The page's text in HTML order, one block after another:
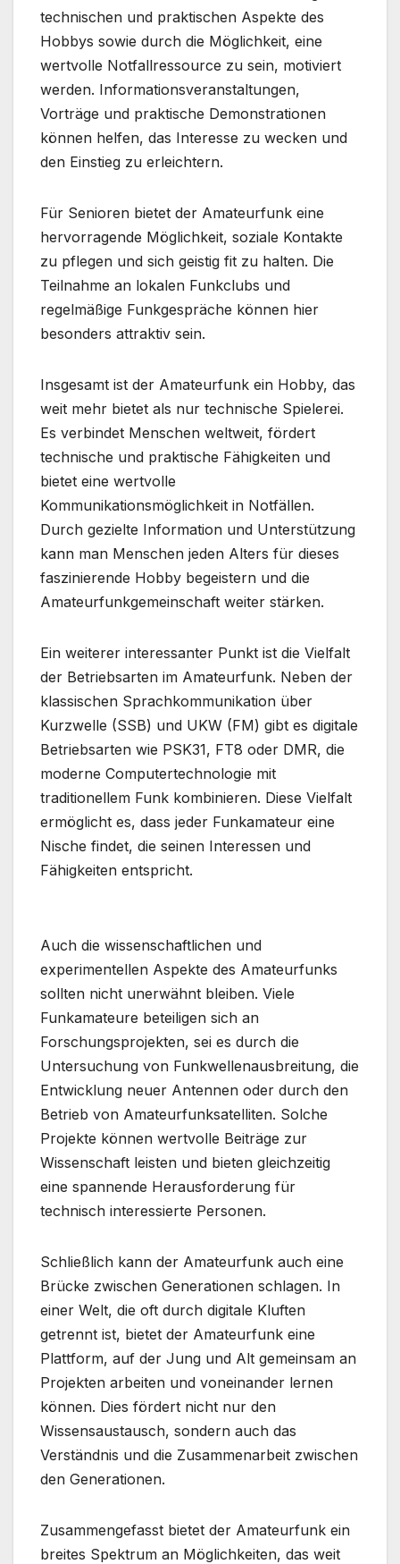
technischen und praktischen Aspekte des
Hobbys sowie durch die Möglichkeit, eine
wertvolle Notfallressource zu sein, motiviert
werden. Informationsveranstaltungen,
Vorträge und praktische Demonstrationen
können helfen, das Interesse zu wecken und
den Einstieg zu erleichtern.
Für Senioren bietet der Amateurfunk eine
hervorragende Möglichkeit, soziale Kontakte
zu pflegen und sich geistig fit zu halten. Die
Teilnahme an lokalen Funkclubs und
regelmäßige Funkgespräche können hier
besonders attraktiv sein.
Insgesamt ist der Amateurfunk ein Hobby, das
weit mehr bietet als nur technische Spielerei.
Es verbindet Menschen weltweit, fördert
technische und praktische Fähigkeiten und
bietet eine wertvolle
Kommunikationsmöglichkeit in Notfällen.
Durch gezielte Information und Unterstützung
kann man Menschen jeden Alters für dieses
faszinierende Hobby begeistern und die
Amateurfunkgemeinschaft weiter stärken.
Ein weiterer interessanter Punkt ist die Vielfalt
der Betriebsarten im Amateurfunk. Neben der
klassischen Sprachkommunikation über
Kurzwelle (SSB) und UKW (FM) gibt es digitale
Betriebsarten wie PSK31, FT8 oder DMR, die
moderne Computertechnologie mit
traditionellem Funk kombinieren. Diese Vielfalt
ermöglicht es, dass jeder Funkamateur eine
Nische findet, die seinen Interessen und
Fähigkeiten entspricht.
Auch die wissenschaftlichen und
experimentellen Aspekte des Amateurfunks
sollten nicht unerwähnt bleiben. Viele
Funkamateure beteiligen sich an
Forschungsprojekten, sei es durch die
Untersuchung von Funkwellenausbreitung, die
Entwicklung neuer Antennen oder durch den
Betrieb von Amateurfunksatelliten. Solche
Projekte können wertvolle Beiträge zur
Wissenschaft leisten und bieten gleichzeitig
eine spannende Herausforderung für
technisch interessierte Personen.
Schließlich kann der Amateurfunk auch eine
Brücke zwischen Generationen schlagen. In
einer Welt, die oft durch digitale Kluften
getrennt ist, bietet der Amateurfunk eine
Plattform, auf der Jung und Alt gemeinsam an
Projekten arbeiten und voneinander lernen
können. Dies fördert nicht nur den
Wissensaustausch, sondern auch das
Verständnis und die Zusammenarbeit zwischen
den Generationen.
Zusammengefasst bietet der Amateurfunk ein
breites Spektrum an Möglichkeiten, das weit